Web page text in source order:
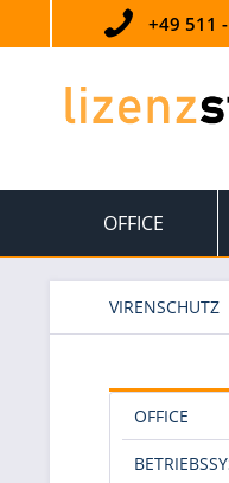
+49 511
OFFICE
VIRENSCHUTZ
OFFICE